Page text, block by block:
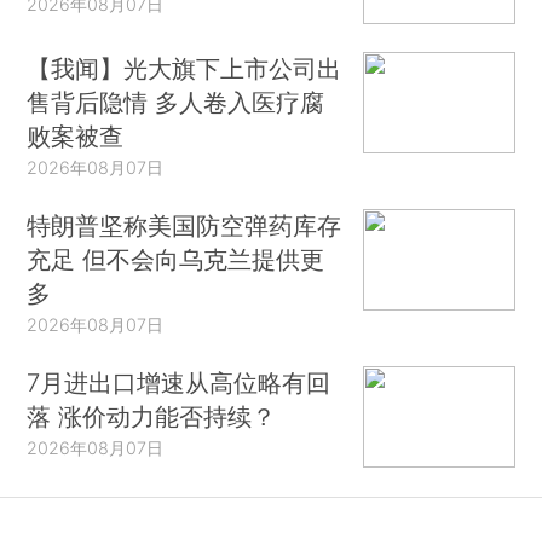
【我闻】光大旗下上市公司出
售背后隐情 多人卷入医疗腐
败案被查
2026年08月07日
特朗普坚称美国防空弹药库存
充足 但不会向乌克兰提供更
多
2026年08月07日
7月进出口增速从高位略有回
落 涨价动力能否持续？
2026年08月07日